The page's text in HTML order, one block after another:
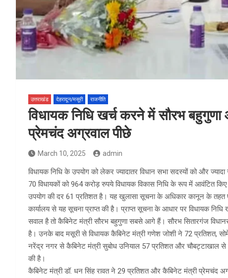
उत्तराखंड देहरादून/मसूरी राजनीति
विधायक निधि खर्च करने में सौरभ
प्रेमचंद अग्रवाल पीछे
March 10, 2025 admin
विधायक निधि के उपयोग को लेकर ज्यादातर विधान सभा सदस्यों को और
70 विधायकों को 964 करोड़ रुपये विधायक विकास निधि के रूप में आवंटित
उपयोग की दर 61 प्रतिशत है। यह खुलासा सूचना के अधिकार कानून के तहत
कार्यालय से यह सूचना प्राप्त की है। प्राप्त सूचना के आधार पर विधायक
सवाल है तो कैबिनेट मंत्री सौरभ बहुगुणा सबसे आगे हैं। सौरभ सितारगंज
है। उनके बाद मसूरी से विधायक कैबिनेट मंत्री गणेश जोशी ने 72 प्रतिशत,
नरेंद्र नगर से कैबिनेट मंत्री सुबोध उनियाल 57 प्रतिशत और चौबट्टाखाल से
की है।
कैबिनेट मंत्री डॉ. धन सिंह रावत ने 29 प्रतिशत और कैबिनेट मंत्री प्रेमचंद